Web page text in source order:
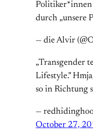
Politiker*innen
durch „unsere
— die Alvir
„Transgender
Lifestyle."
so in Richtung
—
October 27,